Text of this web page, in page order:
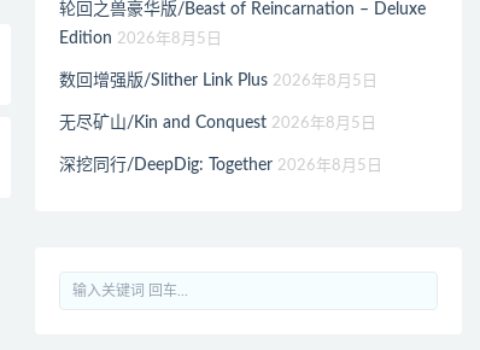
轮回之兽豪华版/Beast of Reincarnation – Deluxe
Edition 2026年8月5日
数回增强版/Slither Link Plus 2026年8月5日
无尽矿山/Kin and Conquest 2026年8月5日
深挖同行/DeepDig: Together 2026年8月5日